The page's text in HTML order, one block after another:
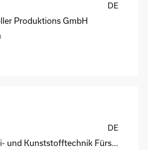
DE
Produktions GmbH
DE